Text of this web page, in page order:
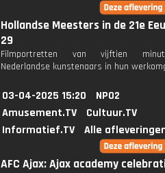
Hollandse Meesters in de 21e
29
Filmportretten van vijftien
Nederlandse kunstenaars in hun
03-04-2025 15:20
NPO2
Amusement.TV
Cultuur.TV
Informatief.TV
Alle
AFC Ajax: Ajax academy